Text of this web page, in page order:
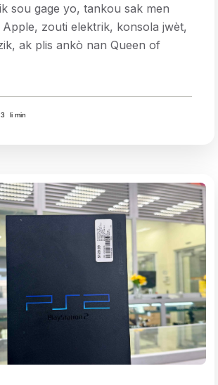
sou gage yo, tankou sak men
zouti elektrik, konsola jwèt,
ak plis ankò nan Queen of
3 li min